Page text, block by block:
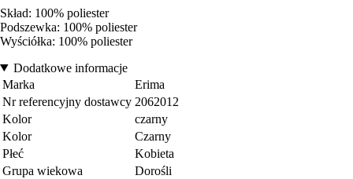
Skład: 100% poliester
Podszewka: 100% poliester
Wyściółka: 100% poliester
Dodatkowe informacje
Marka
Erima
Nr referencyjny dostawcy 2062012
Kolor
czarny
Kolor
Czarny
Płeć
Kobieta
Grupa wiekowa
Dorośli